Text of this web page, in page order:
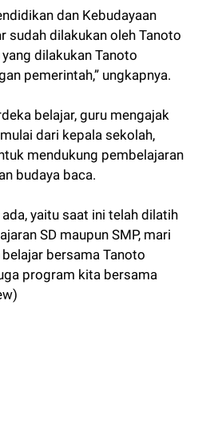
dan Kebudayaan
sudah dilakukan oleh Tanoto
dilakukan Tanoto
pemerintah,” ungkapnya.
belajar, guru mengajak
dari kepala sekolah,
mendukung pembelajaran
budaya baca.
yaitu saat ini telah dilatih
SD maupun SMP, mari
bersama Tanoto
program kita bersama